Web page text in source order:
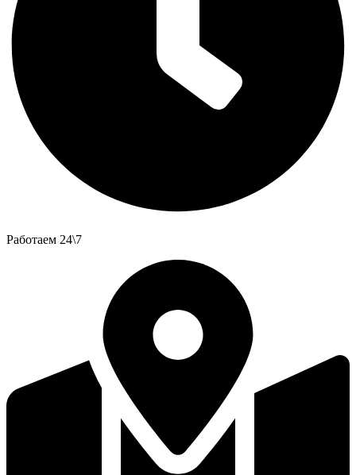
Работаем 24\7